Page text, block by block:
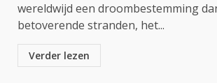
wereldwijd een droombestemming
betoverende stranden, het...
Verder lezen